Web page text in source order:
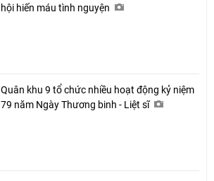
hội hiến máu tình nguyện
Quân khu 9 tổ chức nhiều hoạt động kỷ niệm
79 năm Ngày Thương binh - Liệt sĩ